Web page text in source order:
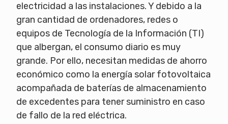
electricidad a las instalaciones. Y debido a la
gran cantidad de ordenadores, redes o
equipos de Tecnología de la Información (TI)
que albergan, el consumo diario es muy
grande. Por ello, necesitan medidas de ahorro
económico como la energía solar fotovoltaica
acompañada de baterías de almacenamiento
de excedentes para tener suministro en caso
de fallo de la red eléctrica.